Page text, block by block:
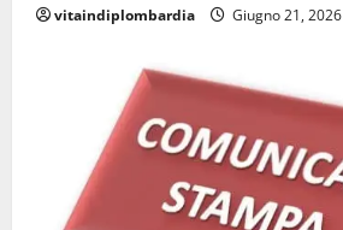
vitaindiplombardia Giugno 21, 2026